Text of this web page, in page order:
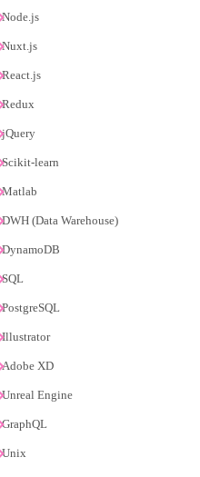
Node.js
Nuxt.js
React.js
Redux
jQuery
Scikit-learn
Matlab
DWH (Data Warehouse)
DynamoDB
SQL
PostgreSQL
Illustrator
Adobe XD
Unreal Engine
GraphQL
Unix